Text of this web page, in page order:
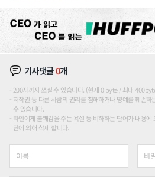
기사댓글0개
200자까지 쓰실 수 있습니다. (현재 0 byte / 최대
저작권 등 다른 사람의 권리를 침해하거나 명예를 훼손
수 있습니다.
타인에게 불쾌감을 주는 욕설 등 비하하는 단어가 내용
단에 의해 삭제 합니다.